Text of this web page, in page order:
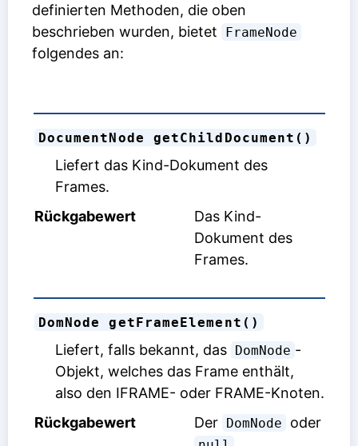
definierten Methoden, die oben
beschrieben wurden, bietet
FrameNode
folgendes an:
DocumentNode getChildDocument()
Liefert das Kind-Dokument des
Frames.
Rückgabewert
Das Kind-
Dokument des
Frames.
DomNode getFrameElement()
Liefert, falls bekannt, das DomNode -
Objekt, welches das Frame enthält,
also den IFRAME- oder FRAME-Knoten.
Rückgabewert
Der DomNode oder